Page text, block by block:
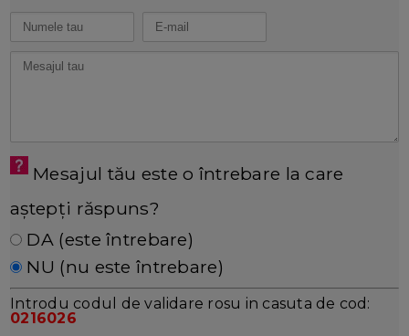
Mesajul tău este o întrebare la care
aștepți răspuns?
DA (este întrebare)
NU (nu este întrebare)
Introdu codul de validare rosu in casuta de cod:
0216026